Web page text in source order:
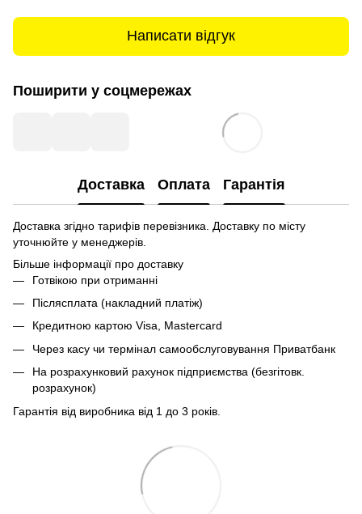
Написати відгук
Поширити у соцмережах
Доставка Оплата Гарантія
Доставка згідно тарифів перевізника. Доставку по місту
уточнюйте у менеджерів.
Більше інформації про доставку
Готвікою при отриманні
Післясплата (накладний платіж)
Кредитною картою Visa, Mastercard
Через касу чи термінал самообслуговування Приватбанк
На розрахунковий рахунок підприємства (безгітовк.
розрахунок)
Гарантія від виробника від 1 до 3 років.